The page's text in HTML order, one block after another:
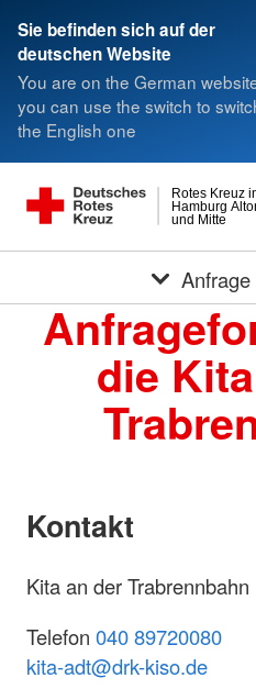
Sie befinden sich auf der
deutschen Website
You are on the German
you can use the switch to
the English one
und Mitte
Hamburg
Rotes Kreuz
die
Kontakt
Kita an der Trabrennbahn
Telefon 040 89720080
kita-adt@drk-kiso.de